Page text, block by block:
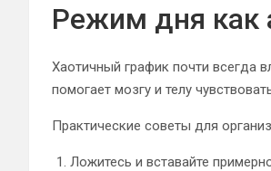
Режим дня как
Хаотичный график почти всегда
помогает мозгу и телу
Практические советы для
Ложитесь и вставайте